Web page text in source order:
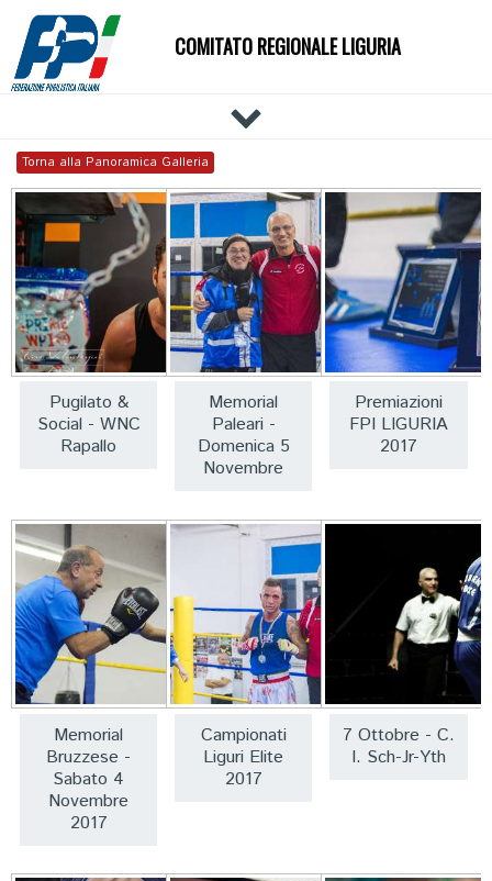
COMITATO REGIONALE LIGURIA
IL COMITATO
DOCUMENTI
NEWS
PALESTRE
TECNICI
ATLETI
EVENTI
AFFILIAZIONE E TESSERAMENTO
CARTE FEDERALI
Torna alla Panoramica Galleria
Pugilato &
Social - WNC
Rapallo
Memorial
Paleari -
Domenica 5
Novembre
Premiazioni
FPI LIGURIA
2017
Memorial
Bruzzese -
Sabato 4
Novembre
2017
Campionati
Liguri Elite
2017
7 Ottobre - C.
I. Sch-Jr-Yth